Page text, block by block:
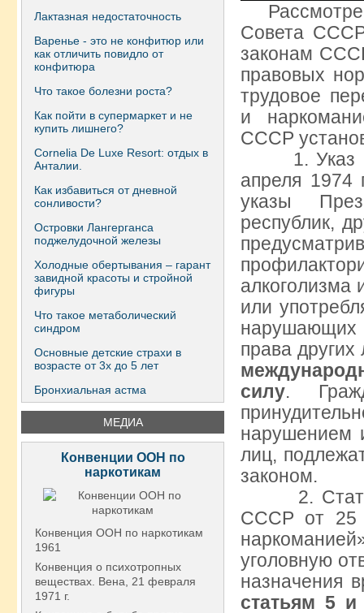
Лактазная недостаточность
Варенье - это не конфитюр или
как отличить повидло от
конфитюра
Что такое болезни роста?
Как пойти в супермаркет и не
купить лишнего?
Сornelia De Luxe Resort: отдых в
Анталии.
Как избавиться от дневной
сонливости?
Островки Лангерганса
поджелудочной железы
Холодные обертывания – гарант
завидной красоты и стройной
фигуры
Что такое метаболический
синдром
Основные детские страхи в
возрасте от 3х до 5 лет
Бронхиальная астма
МЕДИА
Конвенции ООН по
наркотикам
Конвенция ООН по наркотикам
1961
Конвенция о психотропных
веществах. Вена, 21 февраля
1971 г.
Совета
законам
правовых
трудовое
и
СССР
1. Указ
апреля 1974
указы
республик,
алкоголизма
или
нарушающих
права
силу.
нарушением
лиц,
законом.
2. Статья
СССР от 25
уголовную
назначения
статьям 5